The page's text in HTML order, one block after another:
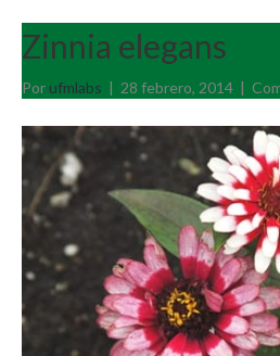
Zinnia elegans
Por ufmlabs | 28 febrero, 2014 |